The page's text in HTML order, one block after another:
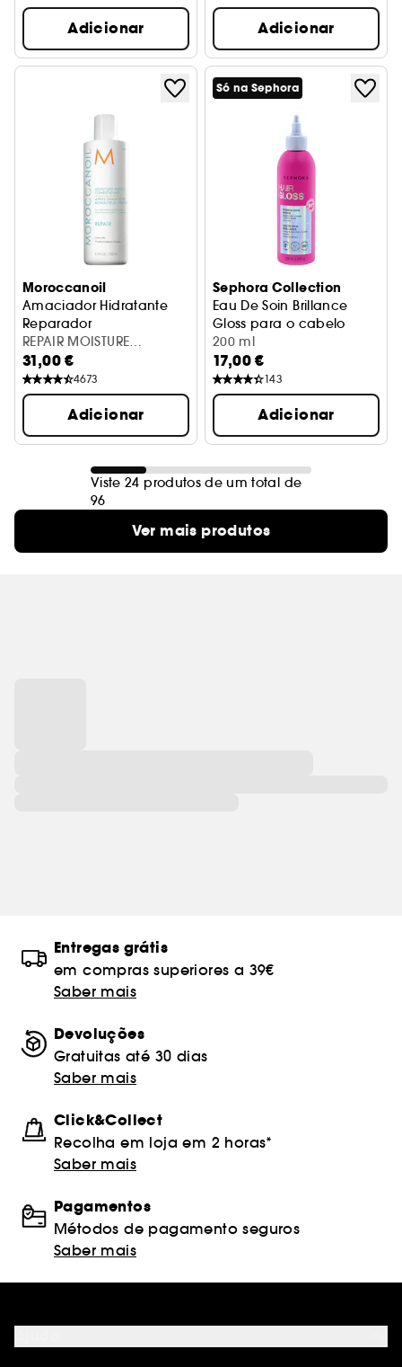
Adicionar Adicionar
Moroccanoil
Amaciador Hidratante
Reparador
REPAIR MOISTURE
CONDITIONER 250ML
31,00 €
4673
Adicionar
Só na Sephora
Sephora Collection
Eau De Soin Brillance
Gloss para o cabelo
200 ml
17,00 €
143
Adicionar
Viste 24 produtos de um total de
96
Ver mais produtos
Entregas grátis
em compras superiores a 39€
Saber mais
Devoluções
Gratuitas até 30 dias
Saber mais
Click&Collect
Recolha em loja em 2 horas*
Saber mais
Pagamentos
Métodos de pagamento seguros
Saber mais